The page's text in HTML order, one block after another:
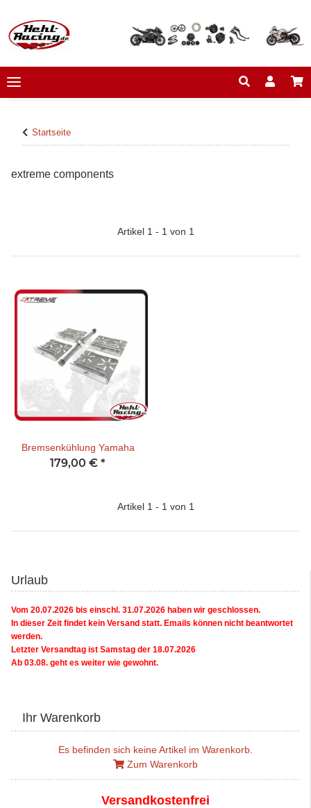
Startseite
extreme components
Artikel 1 - 1 von 1
Bremsenkühlung Yamaha
179,00 € *
Artikel 1 - 1 von 1
Urlaub
Vom 20.07.2026 bis einschl. 31.07.2026 haben wir geschlossen.
In dieser Zeit findet kein Versand statt. Emails können nicht beantwortet
werden.
Letzter Versandtag ist Samstag der 18.07.2026
Ab 03.08. geht es weiter wie gewohnt.
Ihr Warenkorb
Es befinden sich keine Artikel im Warenkorb.
Zum Warenkorb
Versandkostenfrei